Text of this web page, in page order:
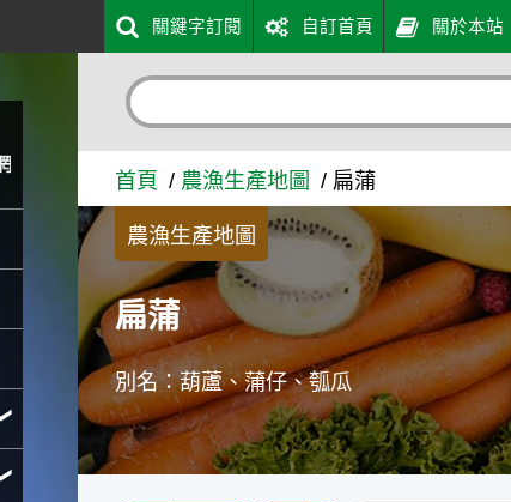
入口網
關鍵字訂閱 自訂首頁 關於本站
首頁 農漁生產地圖 扁蒲
農漁生產地圖
扁蒲
別名：葫蘆、蒲仔、瓠瓜